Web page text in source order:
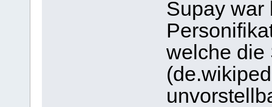
Supay war
welche die